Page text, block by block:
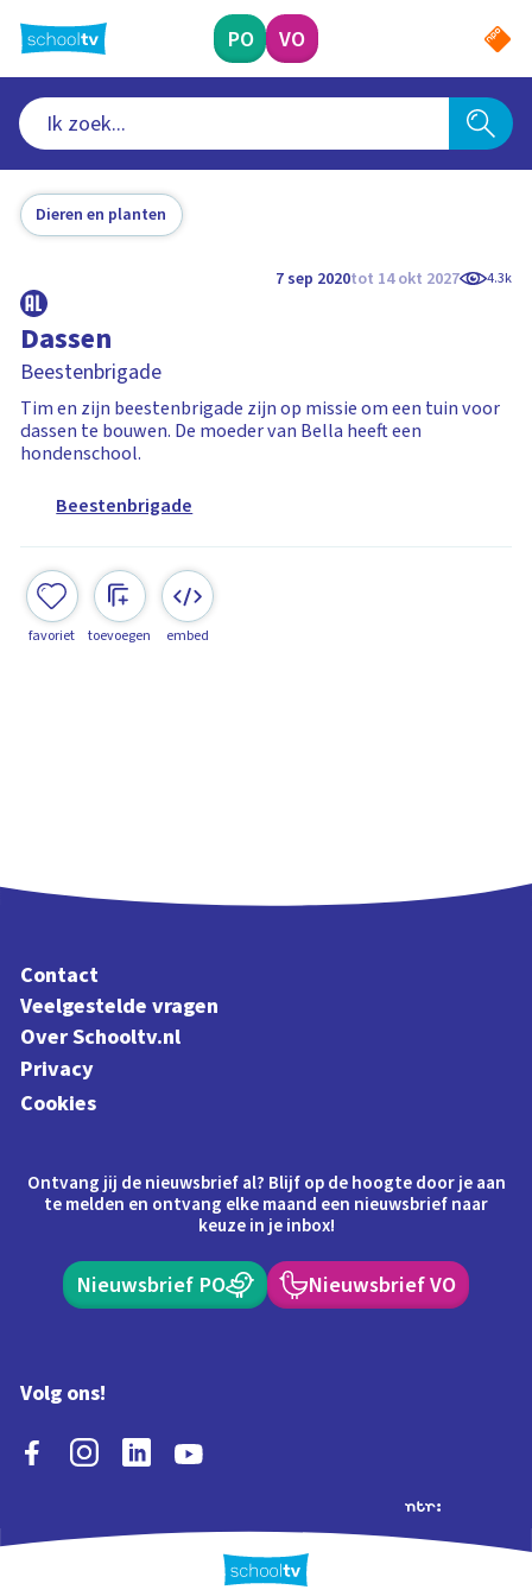
naar
hoofdinhoud
PO VO
Dieren en planten
7 sep 2020tot 14 okt 2027 4.3k
Dassen
Beestenbrigade
Tim en zijn beestenbrigade zijn op missie om een tuin voor
dassen te bouwen. De moeder van Bella heeft een
hondenschool.
Beestenbrigade
favoriet toevoegen embed
Contact
Veelgestelde vragen
Over Schooltv.nl
Privacy
Cookies
Ontvang jij de nieuwsbrief al? Blijf op de hoogte door je aan
te melden en ontvang elke maand een nieuwsbrief naar
keuze in je inbox!
Nieuwsbrief PO Nieuwsbrief VO
Volg ons!